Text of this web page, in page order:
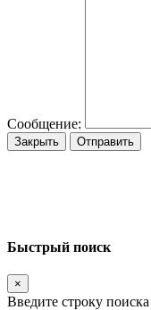
Сообщение:
Закрыть Отправить
Быстрый поиск
×
Введите строку поиска